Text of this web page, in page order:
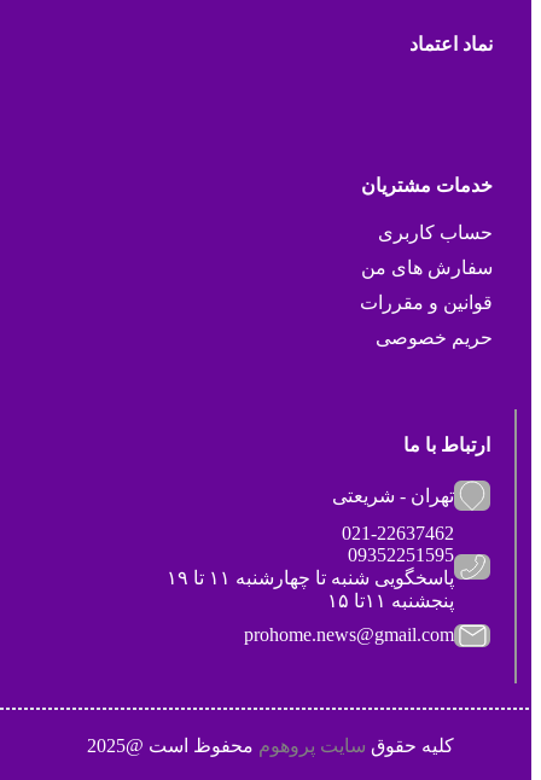
نماد اعتماد
خدمات مشتریان
حساب کاربری
سفارش های من
قوانین و مقررات
حریم خصوصی
ارتباط با ما
تهران - شریعتی
021-22637462
09352251595
پاسخگویی شنبه تا چهارشنبه ۱۱ تا ۱۹
پنجشنبه ۱۱تا ۱۵
prohome.news@gmail.com
کلیه حقوقسایت پروهوممحفوظ است @2025